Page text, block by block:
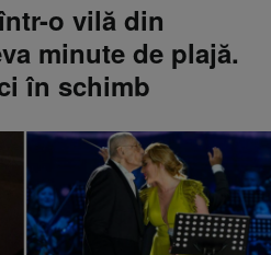
o vilă din
minute de plajă.
în schimb